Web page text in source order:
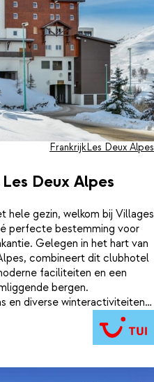
Deux Alpes
FrankrijkLes Deux Alpes
hele gezin, welkom bij Villages
perfecte bestemming voor
Gelegen in het hart van
combineert dit clubhotel
faciliteiten en een
bergen.
en diverse winteractiviteiten
je met het hele gezin
je nu komt voor een actieve
bergervaring, je vindt hier